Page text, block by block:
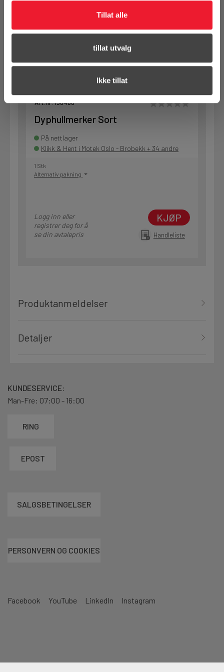
Tillat alle
tillat utvalg
Ikke tillat
se din avtalepris
Handleliste
Art.nr. 150460
Dyphullmerker Sort
På nettlager
Klikk & Hent i Motek Oslo - Brobekk + 34 andre
1 Stk
Alternativ pakning
Logg inn eller
registrer deg for å
se din avtalepris
KJØP
Handleliste
Produktanmeldelser
Detaljer
Facebook YouTube LinkedIn Instagram
KUNDESERVICE:
Man-Fre: 07:00 - 16:00
RING
EPOST
SALGSBETINGELSER
PERSONVERN OG COOKIES